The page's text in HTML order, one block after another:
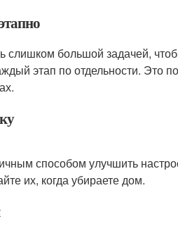
слишком большой задачей,
этап по отдельности. Это
способом улучшить
их, когда убираете дом.